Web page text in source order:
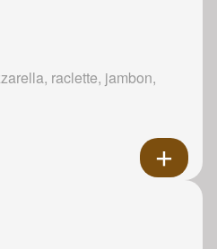
raclette, jambon,